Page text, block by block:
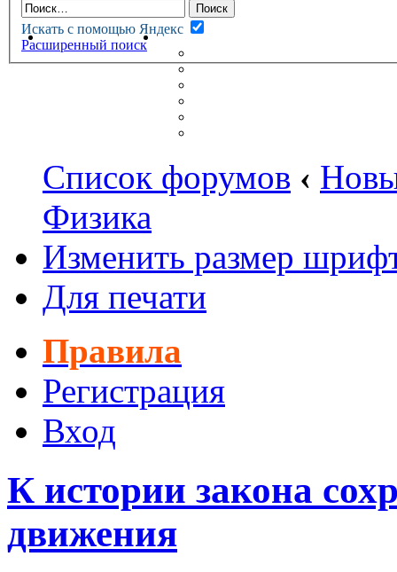
Искать с помощью Яндекс
Расширенный поиск
НОВАЯ ТЕОРИЯФОРУМ
НЕПРОЧИТАННЫЕ
Список форумов ‹
Физика
Изменить размер
Для печати
Правила
Регистрация
Вход
К истории закона
движения